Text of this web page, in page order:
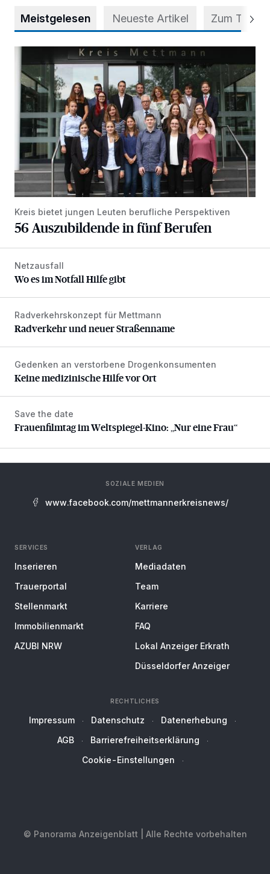
Meistgelesen Neueste Artikel Zum Thema
56 Auszubildende in fünf Berufen
Kreis bietet jungen Leuten berufliche Perspektiven
56 Auszubildende in fünf Berufen
Wo es im Notfall Hilfe gibt
Netzausfall
Wo es im Notfall Hilfe gibt
Radverkehr und neuer Straßenname
Radverkehrskonzept für Mettmann
Radverkehr und neuer Straßenname
Keine medizinische Hilfe vor Ort
Gedenken an verstorbene Drogenkonsumenten
Keine medizinische Hilfe vor Ort
Frauenfilmtag im Weltspiegel-Kino: „Nur eine Frau“
Save the date
Frauenfilmtag im Weltspiegel-Kino: „Nur eine Frau“
SOZIALE MEDIEN
www.facebook.com/mettmannerkreisnews/
SERVICES
Inserieren
Trauerportal
Stellenmarkt
Immobilienmarkt
AZUBI NRW
VERLAG
Mediadaten
Team
Karriere
FAQ
Lokal Anzeiger Erkrath
Düsseldorfer Anzeiger
RECHTLICHES
Impressum Datenschutz
Datenerhebung
AGB
Barrierefreiheitserklärung
Cookie-Einstellungen
© Panorama Anzeigenblatt | Alle Rechte vorbehalten